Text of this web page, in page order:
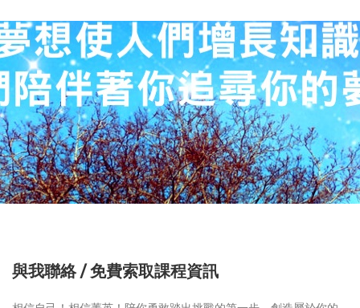
與我聯絡 / 免費索取課程資訊